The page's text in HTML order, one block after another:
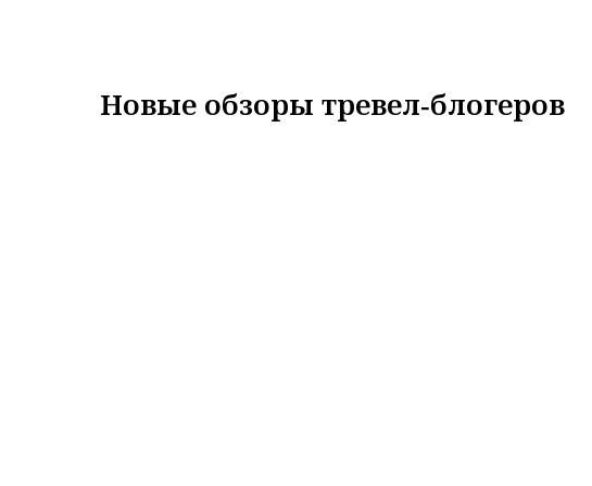
Новые обзоры тревел‑блогеров